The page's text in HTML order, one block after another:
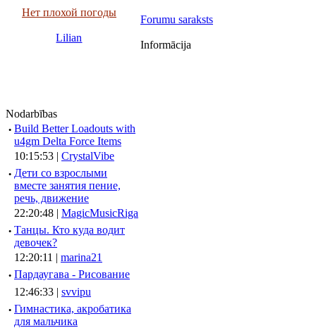
Нет плохой погоды
Lilian
Nodarbības
· Build Better Loadouts with
u4gm Delta Force Items
10:15:53 | CrystalVibe
· Дети со взрослыми
вместе занятия пение,
речь, движение
22:20:48 | MagicMusicRiga
· Танцы. Кто куда водит
девочек?
12:20:11 | marina21
· Пардаугава - Рисование
12:46:33 | svvipu
· Гимнастика, акробатика
для мальчика
Forumu saraksts
Informācija